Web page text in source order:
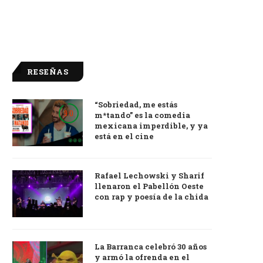
RESEÑAS
9.0
“Sobriedad, me estás
m*tando” es la comedia
mexicana imperdible, y ya
está en el cine
Rafael Lechowski y Sharif
llenaron el Pabellón Oeste
con rap y poesía de la chida
La Barranca celebró 30 años
y armó la ofrenda en el